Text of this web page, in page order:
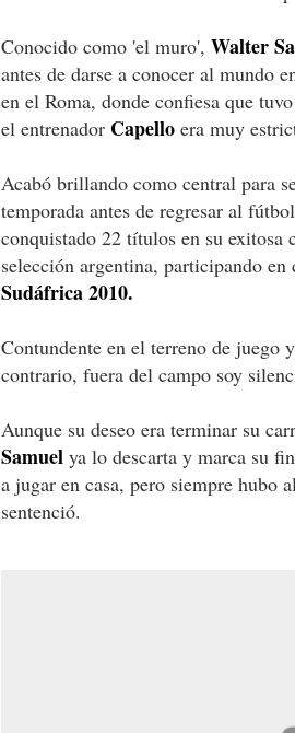
Conocido como 'el muro', Walter
antes de darse a conocer al mundo
en el Roma, donde confiesa que
el entrenador Capello era muy
Acabó brillando como central para
temporada antes de regresar al
conquistado 22 títulos en su exitosa
selección argentina, participando
Sudáfrica 2010.
Contundente en el terreno de juego
contrario, fuera del campo soy
Aunque su deseo era terminar su
Samuel ya lo descarta y marca su
a jugar en casa, pero siempre hubo
sentenció.